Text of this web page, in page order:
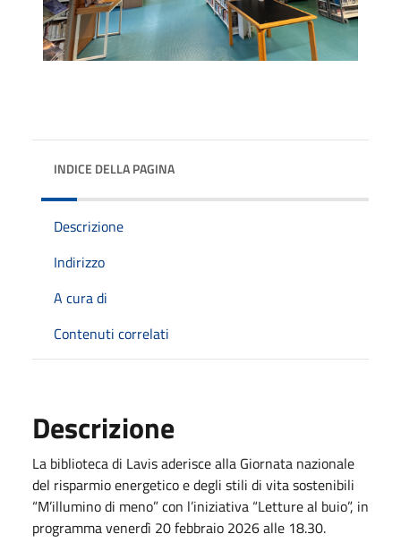
INDICE DELLA PAGINA
Descrizione
Indirizzo
A cura di
Contenuti correlati
Descrizione
La biblioteca di Lavis aderisce alla Giornata nazionale
del risparmio energetico e degli stili di vita sostenibili
“M’illumino di meno” con l’iniziativa “Letture al buio”, in
programma venerdì 20 febbraio 2026 alle 18.30.